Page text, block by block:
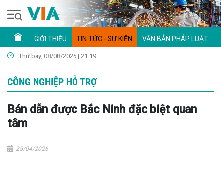
GIỚI THIỆU TIN TỨC - SỰ KIỆN VĂN BẢN PHÁP LUẬT
Thứ bảy, 08/08/2026 | 21:19
CÔNG NGHIỆP HỖ TRỢ
Bán dẫn được Bắc Ninh đặc biệt quan
tâm
25/04/2026